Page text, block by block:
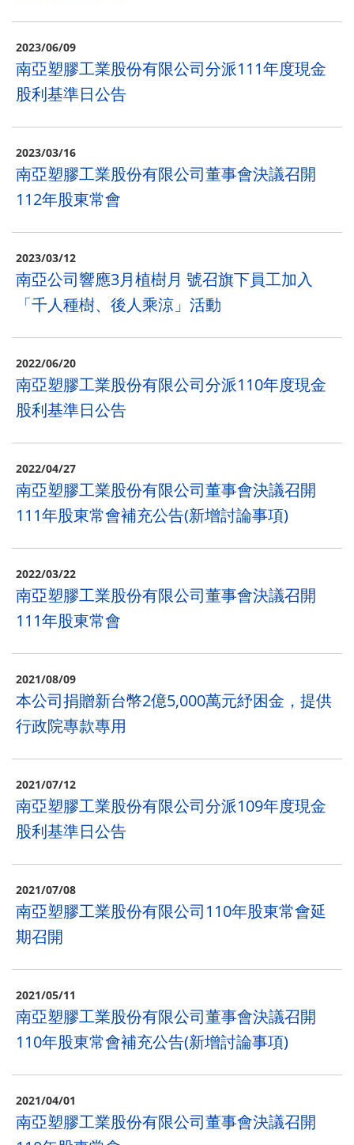
2023/06/09
南亞塑膠工業股份有限公司分派111年度現金
股利基準日公告
2023/03/16
南亞塑膠工業股份有限公司董事會決議召開
112年股東常會
2023/03/12
南亞公司響應3月植樹月 號召旗下員工加入
「千人種樹、後人乘涼」活動
2022/06/20
南亞塑膠工業股份有限公司分派110年度現金
股利基準日公告
2022/04/27
南亞塑膠⼯業股份有限公司董事會決議召開
111年股東常會補充公告(新增討論事項)
2022/03/22
南亞塑膠工業股份有限公司董事會決議召開
111年股東常會
2021/08/09
本公司捐贈新台幣2億5,000萬元紓困金，提供
行政院專款專用
2021/07/12
南亞塑膠工業股份有限公司分派109年度現金
股利基準日公告
2021/07/08
南亞塑膠工業股份有限公司110年股東常會延
期召開
2021/05/11
南亞塑膠⼯業股份有限公司董事會決議召開
110年股東常會補充公告(新增討論事項)
2021/04/01
南亞塑膠工業股份有限公司董事會決議召開